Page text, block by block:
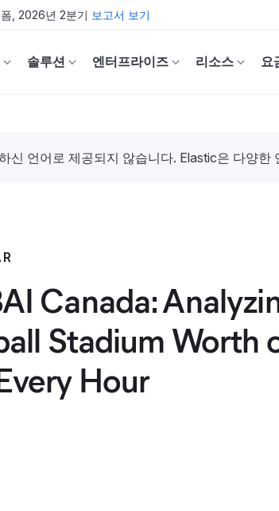
, 2026년 2분기 보고서 보기
솔루션 엔터프라이즈 리소스 요
신 언어로 제공되지 않습니다. Elastic은 다양
Canada:
Stadium Worth
Hour